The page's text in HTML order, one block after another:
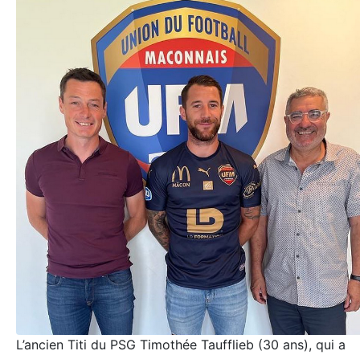
L’ancien Titi du PSG Timothée Taufflieb (30 ans), qui a